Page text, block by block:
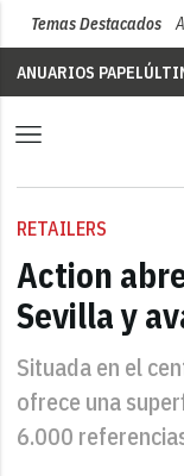
Temas Destacados
ANUARIOS PAPEL
RETAILERS
Action
Sevilla y
Situada en el
ofrece una
6.000